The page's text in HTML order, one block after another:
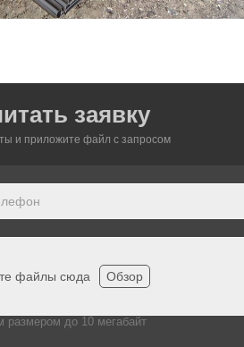
заявку
и приложите файл c запросом
файлы сюда Обзор
размером до 10 мегабайт